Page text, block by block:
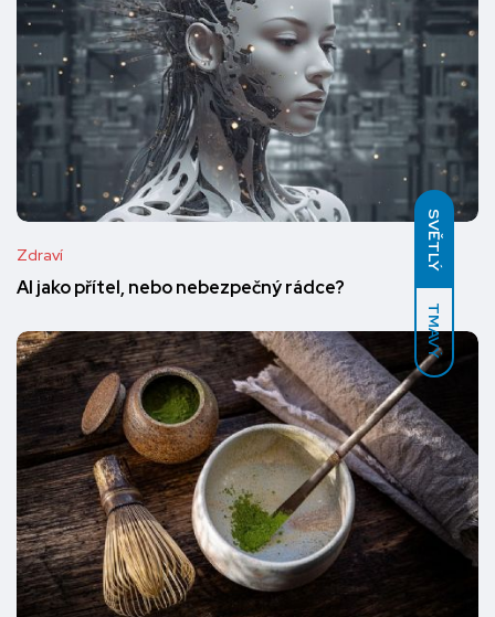
SVĚTLÝ
TMAVÝ
Zdraví
AI jako přítel, nebo nebezpečný rádce?